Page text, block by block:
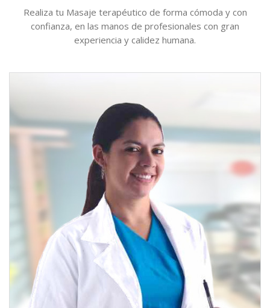
Realiza tu Masaje terapéutico de forma cómoda y con
confianza, en las manos de profesionales con gran
experiencia y calidez humana.